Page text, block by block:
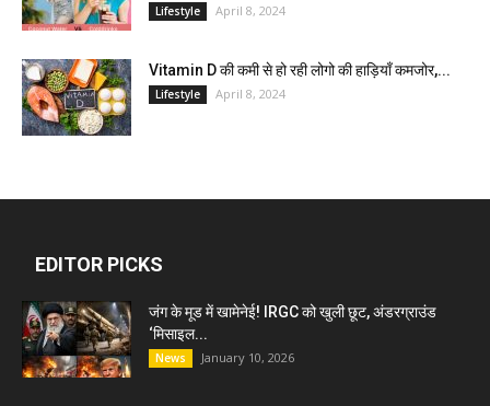
Lifestyle April 8, 2024
Vitamin D की कमी से हो रही लोगो की हाड़ियाँ कमजोर,...
Lifestyle April 8, 2024
EDITOR PICKS
जंग के मूड में खामेनेई! IRGC को खुली छूट, अंडरग्राउंड
‘मिसाइल...
News January 10, 2026